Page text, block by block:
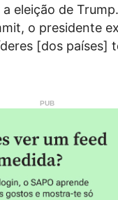
eleição de Trump.
o presidente
[dos